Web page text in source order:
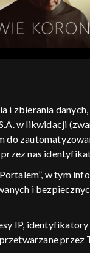
zbierania
w likwidacji
do
nas
w tym
i
IP,
przez